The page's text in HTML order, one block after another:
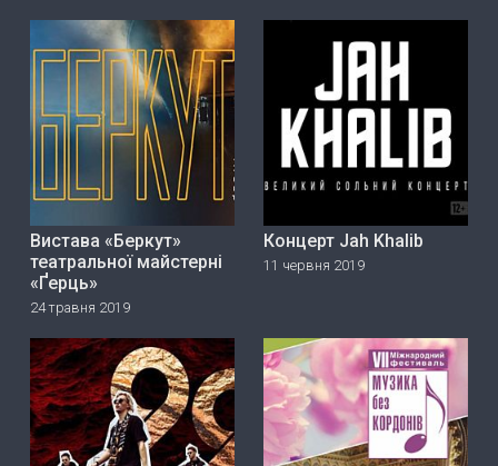
Вистава «Беркут»
театральної майстерні
«Ґерць»
24 травня 2019
Концерт Jah Khalib
11 червня 2019